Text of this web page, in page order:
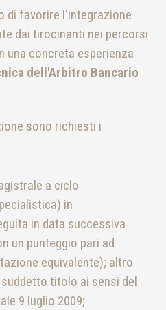
di favorire l'integrazione
dai tirocinanti nei percorsi
una concreta esperienza
dell'Arbitro Bancario
sono richiesti i
a ciclo
in
in data successiva
un punteggio pari ad
equivalente); altro
titolo ai sensi del
9 luglio 2009;